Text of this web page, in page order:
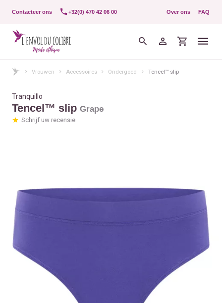
Contacteer ons +32(0) 470 42 06 00 Over ons FAQ
Vrouwen Accessoires Ondergoed Tencel™ slip
Tranquillo
Tencel™ slip Grape
Schrijf uw recensie